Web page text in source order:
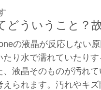
どういうこと？
の液晶が反応しない
たり水で濡れていたり
、液晶そのものが汚れ
えられます。汚れやキ